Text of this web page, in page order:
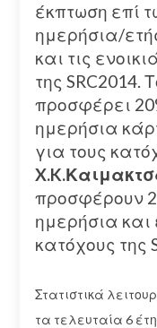
έκπτωση επί
ημερήσια/
και τις
της SRC2014.
προσφέρει
ημερήσια
για τους
προσφέρουν
ημερήσια και
κατόχους της
Στατιστικά
τα τελευταία 6 έτη